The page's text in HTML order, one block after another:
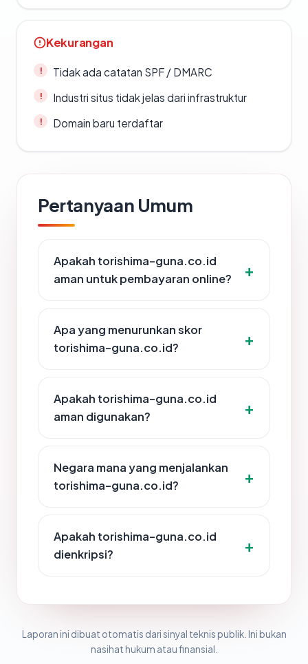
Kekurangan
Tidak ada catatan SPF / DMARC
Industri situs tidak jelas dari infrastruktur
Domain baru terdaftar
Pertanyaan Umum
Apakah torishima-guna.co.id
aman untuk pembayaran online?
Apa yang menurunkan skor
torishima-guna.co.id?
Apakah torishima-guna.co.id
aman digunakan?
Negara mana yang menjalankan
torishima-guna.co.id?
Apakah torishima-guna.co.id
dienkripsi?
Laporan ini dibuat otomatis dari sinyal teknis publik. Ini bukan
nasihat hukum atau finansial.